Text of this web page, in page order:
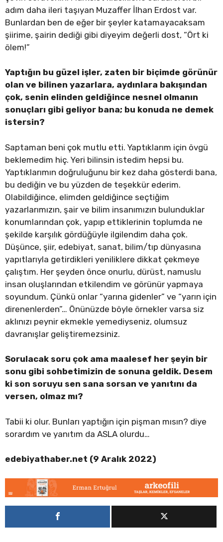
adım daha ileri taşıyan Muzaffer İlhan Erdost var.
Bunlardan ben de eğer bir şeyler katamayacaksam
şiirime, şairin dediği gibi diyeyim değerli dost, “Ört ki
ölem!”
Yaptığın bu güzel işler, zaten bir biçimde görünür
olan ve bilinen yazarlara, aydınlara bakışından
çok, senin elinden geldiğince nesnel olmanın
sonuçları gibi geliyor bana; bu konuda ne demek
istersin?
Saptaman beni çok mutlu etti. Yaptıklarım için övgü
beklemedim hiç. Yeri bilinsin istedim hepsi bu.
Yaptıklarımın doğruluğunu bir kez daha gösterdi bana,
bu dediğin ve bu yüzden de teşekkür ederim.
Olabildiğince, elimden geldiğince seçtiğim
yazarlarımızın, şair ve bilim insanımızın bulunduklar
konumlarından çok, yapıp ettiklerinin toplumda ne
şekilde karşılık gördüğüyle ilgilendim daha çok.
Düşünce, şiir, edebiyat, sanat, bilim/tıp dünyasına
yapıtlarıyla getirdikleri yeniliklere dikkat çekmeye
çalıştım. Her şeyden önce onurlu, dürüst, namuslu
insan oluşlarından etkilendim ve görünür yapmaya
soyundum. Çünkü onlar “yarına gidenler” ve “yarın için
direnenlerden”… Önünüzde böyle örnekler varsa siz
aklınızı peynir ekmekle yemediyseniz, olumsuz
davranışlar geliştiremezsiniz.
Sorulacak soru çok ama maalesef her şeyin bir
sonu gibi sohbetimizin de sonuna geldik. Desem
ki son soruyu sen sana sorsan ve yanıtını da
versen, olmaz mı?
Tabii ki olur. Bunları yaptığın için pişman mısın? diye
sorardım ve yanıtım da ASLA olurdu…
edebiyathaber.net (9 Aralık 2022)